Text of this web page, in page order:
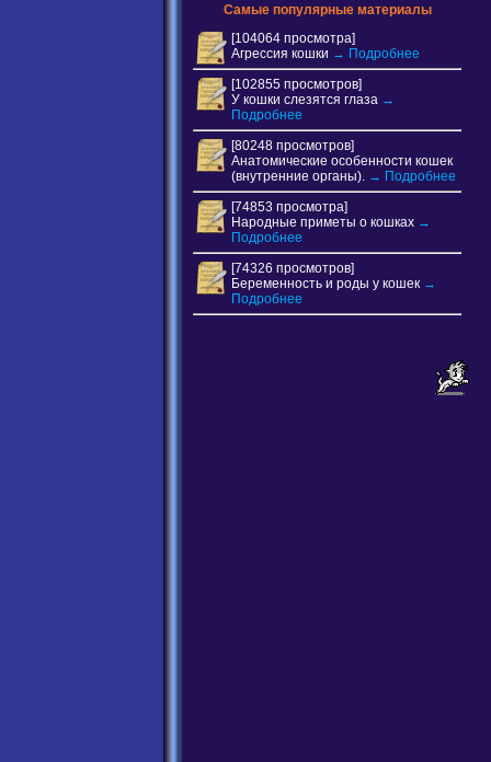
Самые популярные материалы
[104064 просмотра]
Агрессия кошки → Подробнее
[102855 просмотров]
У кошки слезятся глаза →
Подробнее
[80248 просмотров]
Анатомические особенности кошек
(внутренние органы). → Подробнее
[74853 просмотра]
Народные приметы о кошках →
Подробнее
[74326 просмотров]
Беременность и роды у кошек →
Подробнее